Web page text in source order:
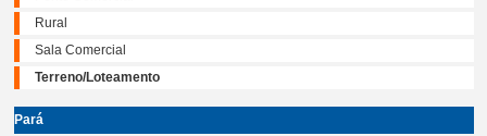
Rural
Sala Comercial
Terreno/Loteamento
Pará